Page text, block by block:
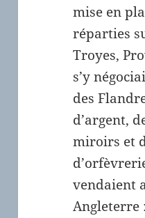
mise en
réparties
Troyes,
s’y
des
d’argent,
miroirs et
vendaient
Angleterre